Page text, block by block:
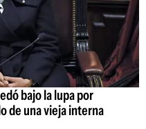
bajo la lupa por
de una vieja interna